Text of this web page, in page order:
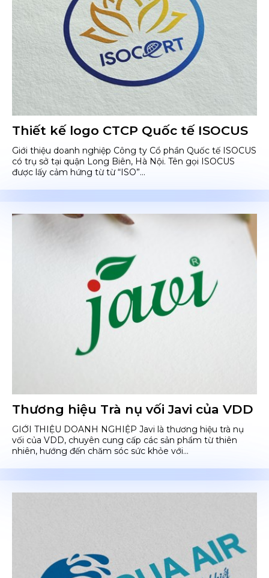
Thiết kế logo CTCP Quốc tế ISOCUS
Giới thiệu doanh nghiệp Công ty Cổ phần Quốc tế ISOCUS
có trụ sở tại quận Long Biên, Hà Nội. Tên gọi ISOCUS
được lấy cảm hứng từ từ “ISO”...
Thương hiệu Trà nụ vối Javi của VDD
GIỚI THIỆU DOANH NGHIỆP Javi là thương hiệu trà nụ
vối của VDD, chuyên cung cấp các sản phẩm từ thiên
nhiên, hướng đến chăm sóc sức khỏe với...